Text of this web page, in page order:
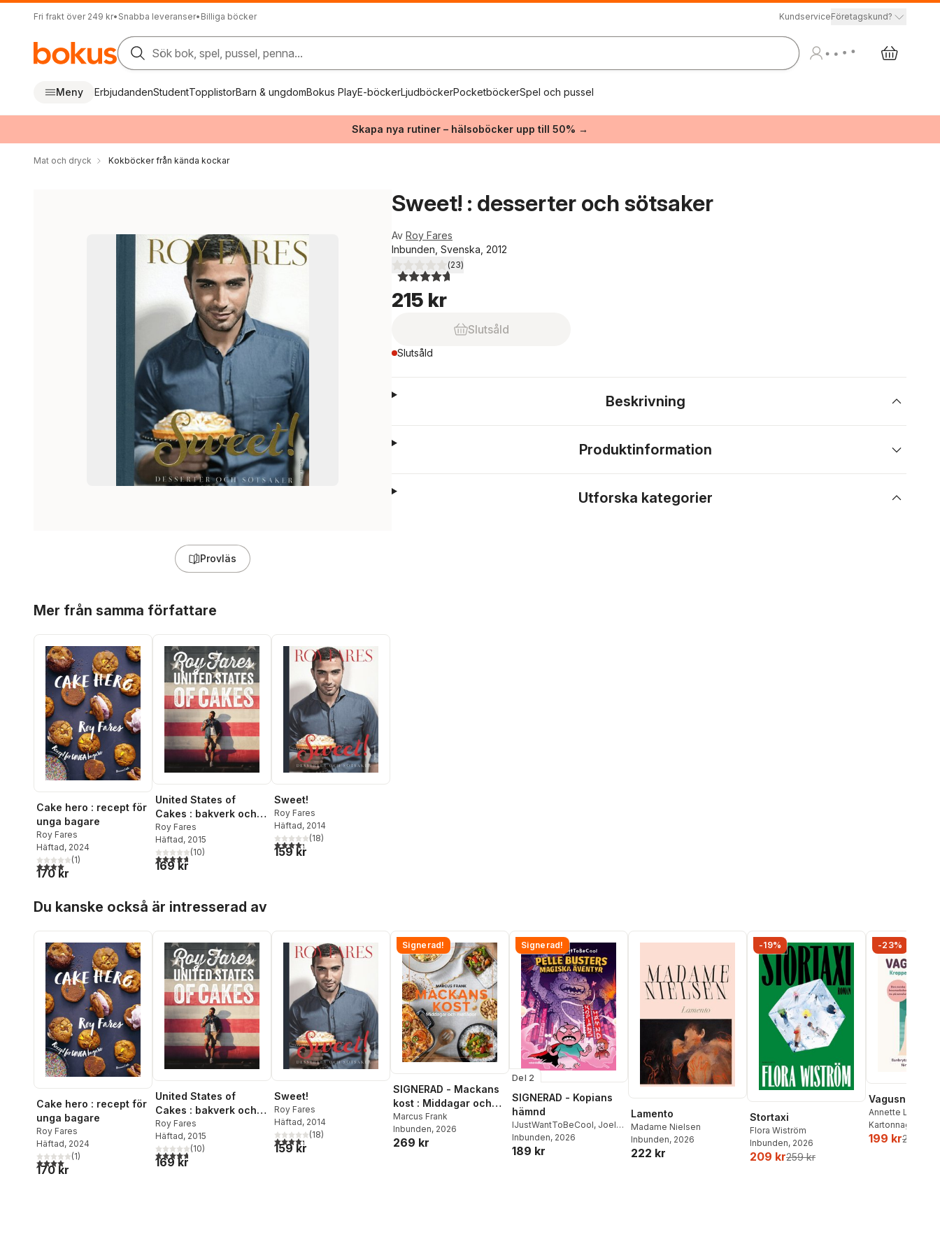
Fri frakt över 249 kr• Snabba leveranser• Billiga böcker KundserviceFöretagskund?
Sök bok, spel, pussel, penna...
Meny ErbjudandenStudentTopplistorBarn & ungdomBokus PlayE-böckerLjudböckerPocketböckerSpel och pussel
Skapa nya rutiner – hälsoböcker upp till 50% →
Mat och dryck Kokböcker från kända kockar
Provläs
Sweet! : desserter och sötsaker
Av Roy Fares
Inbunden, Svenska, 2012
4,7utav 5 stjärnor. Totalt antal röster:
(23)
215 kr
Slutsåld
Slutsåld
Beskrivning
Produktinformation
Utforska kategorier
Mer från samma författare
Cake hero : recept för
unga bagare
Roy Fares
Häftad, 2024
4,0utav 5 stjärnor. Totalt antal röster:
(1)
170 kr
United States of
Cakes : bakverk och
sötsaker från den
amerikanska
västkusten
Roy Fares
Häftad, 2015
4,7utav 5 stjärnor. Totalt antal röster:
(10)
169 kr
Sweet!
Roy Fares
Häftad, 2014
4,3utav 5 stjärnor. Totalt antal röster:
(18)
159 kr
Du kanske också är intresserad av
Cake hero : recept för
unga bagare
Roy Fares
Häftad, 2024
4,0utav 5 stjärnor. Totalt antal röster:
(1)
170 kr
United States of
Cakes : bakverk och
sötsaker från den
amerikanska
västkusten
Roy Fares
Häftad, 2015
4,7utav 5 stjärnor. Totalt antal röster:
(10)
169 kr
Sweet!
Roy Fares
Häftad, 2014
4,3utav 5 stjärnor. Totalt antal röster:
(18)
159 kr
Signerad!
SIGNERAD - Mackans
kost : Middagar och
matlådor
Marcus Frank
Inbunden, 2026
269 kr
Signerad!
Del 2
SIGNERAD - Kopians
hämnd
IJustWantToBeCool, Joel
Adolphson,Emil Ejdemo
Beer ,Victor Beer
Inbunden, 2026
189 kr
Lamento
Madame Nielsen
Inbunden, 2026
222 kr
-19%
Stortaxi
Flora Wiström
Inbunden, 2026
209 kr259 kr
-23%
Vagusnerven
Annette Løno
Kartonnage
199 kr259 kr